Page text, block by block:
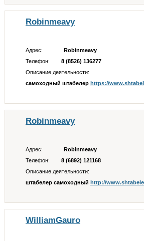
Robinmeavy
Адрес:
Robinmeavy
Телефон:
8 (8526) 136277
Описание деятельности:
самоходный штабелер https://
Robinmeavy
Адрес:
Robinmeavy
Телефон:
8 (6892) 121168
Описание деятельности:
штабелер самоходный http://
WilliamGauro